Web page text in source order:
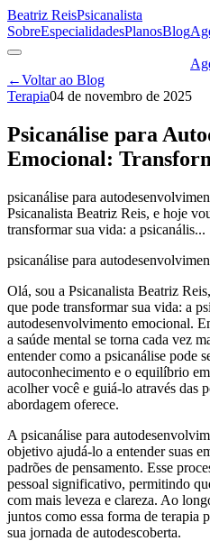
Beatriz ReisPsicanalista
SobreEspecialidadesPlanosBlog
←Voltar ao Blog
Terapia04 de novembro de 2025
Psicanálise para
Emocional:
psicanálise para
Psicanalista Beatriz Reis, e hoje
transformar sua vida: a psicanális...
psicanálise para
Olá, sou a Psicanalista Beatriz
que pode transformar sua vida: a
autodesenvolvimento emocional.
a saúde mental se torna cada vez
entender como a psicanálise pode
autoconhecimento e o equilíbrio
acolher você e guiá-lo através das
abordagem oferece.
A psicanálise para
objetivo ajudá-lo a entender suas
padrões de pensamento. Esse
pessoal significativo, permitindo
com mais leveza e clareza. Ao
juntos como essa forma de terapia
sua jornada de autodescoberta.